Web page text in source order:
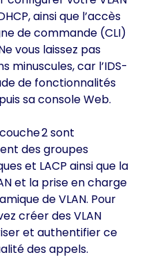
ainsi que l’accès
de commande (CLI)
vous laissez pas
minuscules, car l’IDS-
de fonctionnalités
sa console Web.
2 sont
des groupes
et LACP ainsi que la
et la prise en charge
de VLAN. Pour
créer des VLAN
et authentifier ce
des appels.